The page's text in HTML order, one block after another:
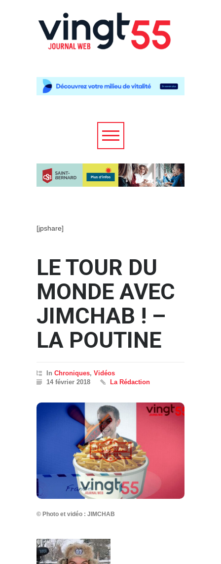
[jpshare]
LE TOUR DU
MONDE AVEC
JIMCHAB ! –
LA POUTINE
In Chroniques, Vidéos
14 février 2018
La Rédaction
© Photo et vidéo : JIMCHAB